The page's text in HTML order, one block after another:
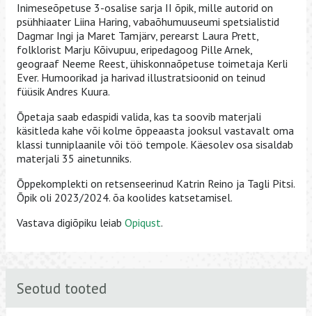
Inimeseõpetuse 3-osalise sarja II õpik, mille autorid on
psühhiaater Liina Haring, vabaõhumuuseumi spetsialistid
Dagmar Ingi ja Maret Tamjärv, perearst Laura Prett,
folklorist Marju Kõivupuu, eripedagoog Pille Arnek,
geograaf Neeme Reest, ühiskonnaõpetuse toimetaja Kerli
Ever. Humoorikad ja harivad illustratsioonid on teinud
füüsik Andres Kuura.
Õpetaja saab edaspidi valida, kas ta soovib materjali
käsitleda kahe või kolme õppeaasta jooksul vastavalt oma
klassi tunniplaanile või töö tempole. Käesolev osa sisaldab
materjali 35 ainetunniks.
Õppekomplekti on retsenseerinud Katrin Reino ja Tagli Pitsi.
Õpik oli 2023/2024. õa koolides katsetamisel.
Vastava digiõpiku leiab Opiqust.
Seotud tooted